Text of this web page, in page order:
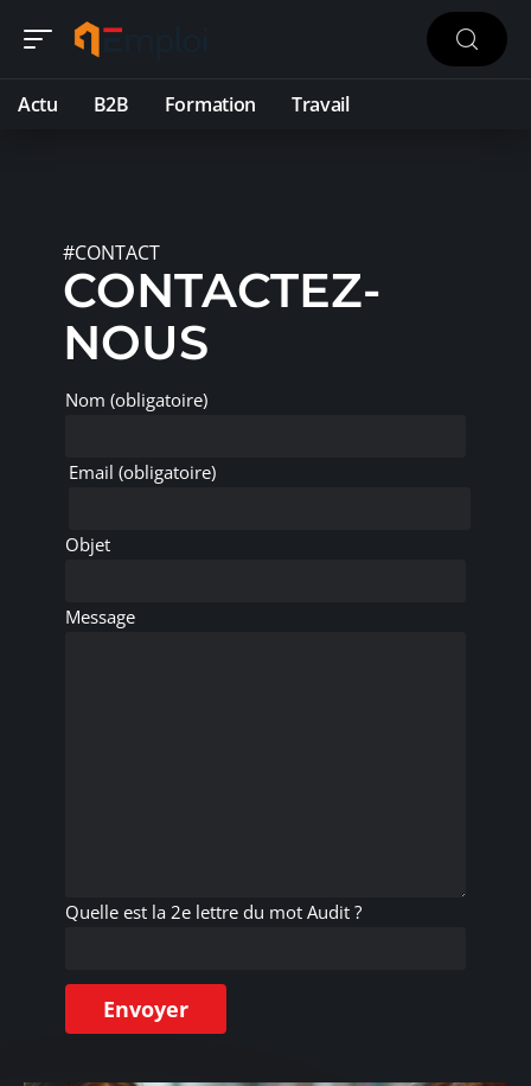
Actu B2B Formation Travail
#CONTACT
CONTACTEZ-
NOUS
Nom (obligatoire)
Email (obligatoire)
Objet
Message
Quelle est la 2e lettre du mot Audit ?